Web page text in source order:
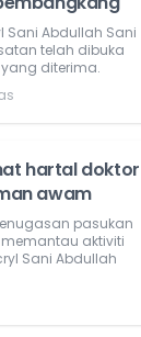
Sani Abdullah Sani
telah dibuka
diterima.
hartal doktor
awam
pasukan
aktiviti
Sani Abdullah